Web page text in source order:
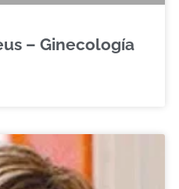
– Ginecología